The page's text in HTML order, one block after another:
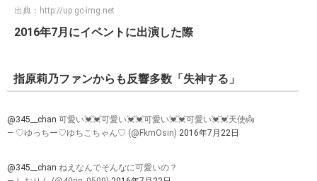
出典： http://up.gc-img.net
2016年7月にイベントに出演した際
指原莉乃ファンからも反響多数「失神する」
@345__chan 可愛い💓💓可愛い💓💓可愛い💓💓可愛い💓💓天使👼
— ♡ゆっちー♡ゆちこちゃん♡ (@FkmOsin) 2016年7月22日
@345__chan ねえなんでそんなに可愛いの？